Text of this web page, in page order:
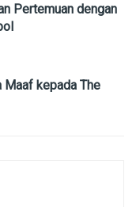
Pertemuan dengan
Maaf kepada The